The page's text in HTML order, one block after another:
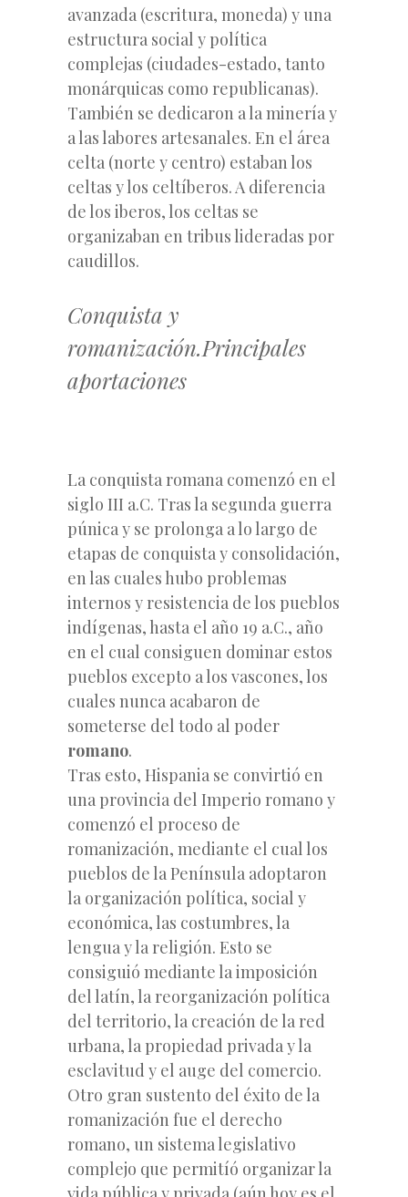
avanzada (escritura, moneda) y una
estructura social y política
complejas (ciudades-estado, tanto
monárquicas como republicanas).
También se dedicaron a la minería y
a las labores artesanales. En el área
celta (norte y centro) estaban los
celtas y los celtíberos. A diferencia
de los iberos, los celtas se
organizaban en tribus lideradas por
caudillos.
Conquista y
romanización.Principales
aportaciones
La conquista romana comenzó en el
siglo III a.C. Tras la segunda guerra
púnica y se prolonga a lo largo de
etapas de conquista y consolidación,
en las cuales hubo problemas
internos y resistencia de los pueblos
indígenas, hasta el año 19 a.C., año
en el cual consiguen dominar estos
pueblos excepto a los vascones, los
cuales nunca acabaron de
someterse del todo al poder
romano.
Tras esto, Hispania se convirtió en
una provincia del Imperio romano y
comenzó el proceso de
romanización, mediante el cual los
pueblos de la Península adoptaron
la organización política, social y
económica, las costumbres, la
lengua y la religión. Esto se
consiguió mediante la imposición
del latín, la reorganización política
del territorio, la creación de la red
urbana, la propiedad privada y la
esclavitud y el auge del comercio.
Otro gran sustento del éxito de la
romanización fue el derecho
romano, un sistema legislativo
complejo que permitíó organizar la